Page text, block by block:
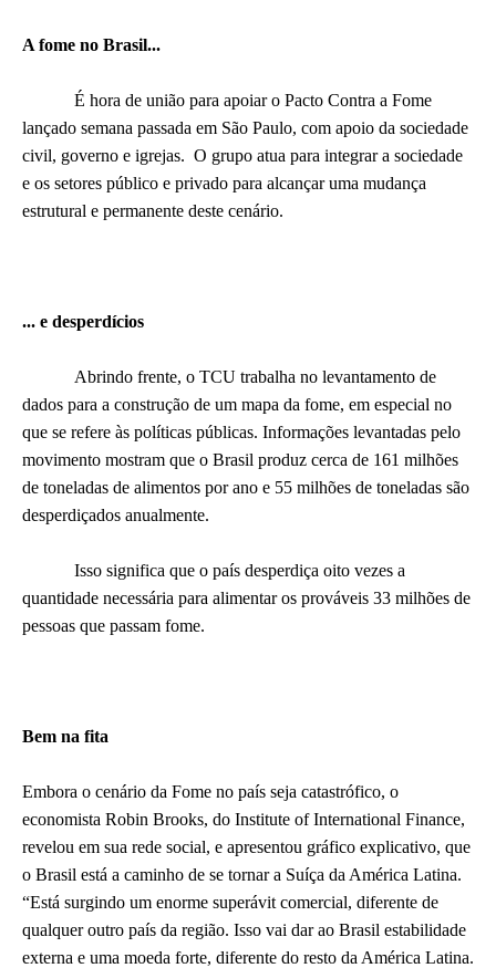
A fome no Brasil...
É hora de união para apoiar o Pacto Contra a Fome
lançado semana passada em São Paulo, com apoio da sociedade
civil, governo e igrejas. O grupo atua para integrar a sociedade
e os setores público e privado para alcançar uma mudança
estrutural e permanente deste cenário.
... e desperdícios
Abrindo frente, o TCU trabalha no levantamento de
dados para a construção de um mapa da fome, em especial no
que se refere às políticas públicas. Informações levantadas pelo
movimento mostram que o Brasil produz cerca de 161 milhões
de toneladas de alimentos por ano e 55 milhões de toneladas são
desperdiçados anualmente.
Isso significa que o país desperdiça oito vezes a
quantidade necessária para alimentar os prováveis 33 milhões de
pessoas que passam fome.
Bem na fita
Embora o cenário da Fome no país seja catastrófico, o
economista Robin Brooks, do Institute of International Finance,
revelou em sua rede social, e apresentou gráfico explicativo, que
o Brasil está a caminho de se tornar a Suíça da América Latina.
“Está surgindo um enorme superávit comercial, diferente de
qualquer outro país da região. Isso vai dar ao Brasil estabilidade
externa e uma moeda forte, diferente do resto da América Latina.